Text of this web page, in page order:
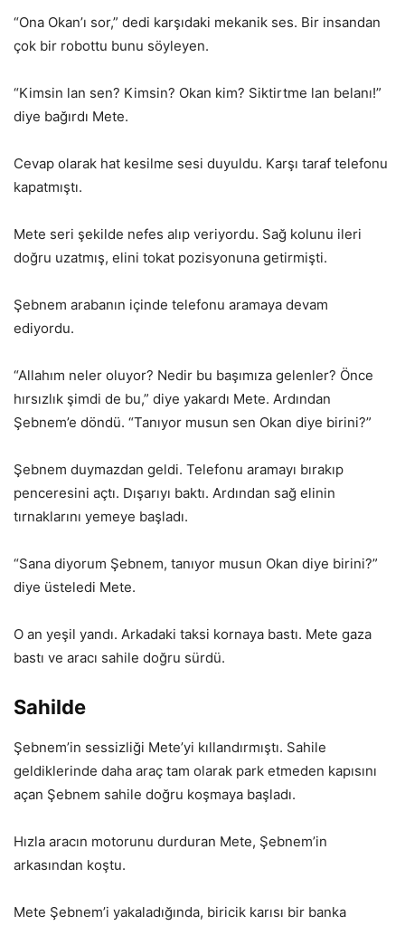
“Ona Okan’ı sor,” dedi karşıdaki mekanik ses. Bir insandan
çok bir robottu bunu söyleyen.
“Kimsin lan sen? Kimsin? Okan kim? Siktirtme lan belanı!”
diye bağırdı Mete.
Cevap olarak hat kesilme sesi duyuldu. Karşı taraf telefonu
kapatmıştı.
Mete seri şekilde nefes alıp veriyordu. Sağ kolunu ileri
doğru uzatmış, elini tokat pozisyonuna getirmişti.
Şebnem arabanın içinde telefonu aramaya devam
ediyordu.
“Allahım neler oluyor? Nedir bu başımıza gelenler? Önce
hırsızlık şimdi de bu,” diye yakardı Mete. Ardından
Şebnem’e döndü. “Tanıyor musun sen Okan diye birini?”
Şebnem duymazdan geldi. Telefonu aramayı bırakıp
penceresini açtı. Dışarıyı baktı. Ardından sağ elinin
tırnaklarını yemeye başladı.
“Sana diyorum Şebnem, tanıyor musun Okan diye birini?”
diye üsteledi Mete.
O an yeşil yandı. Arkadaki taksi kornaya bastı. Mete gaza
bastı ve aracı sahile doğru sürdü.
Sahilde
Şebnem’in sessizliği Mete’yi kıllandırmıştı. Sahile
geldiklerinde daha araç tam olarak park etmeden kapısını
açan Şebnem sahile doğru koşmaya başladı.
Hızla aracın motorunu durduran Mete, Şebnem’in
arkasından koştu.
Mete Şebnem’i yakaladığında, biricik karısı bir banka